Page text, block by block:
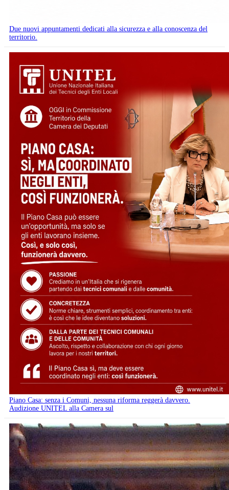
Due nuovi appuntamenti dedicati alla sicurezza e alla conoscenza del
territorio.
Piano Casa: senza i Comuni, nessuna riforma reggerà davvero.
Audizione UNITEL alla Camera sul